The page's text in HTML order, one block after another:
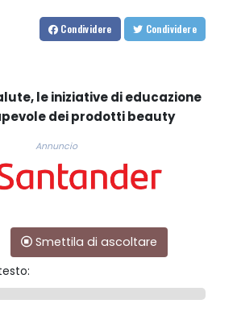
Condividere Condividere
le iniziative di educazione
dei prodotti beauty
Annuncio
Smettila di ascoltare